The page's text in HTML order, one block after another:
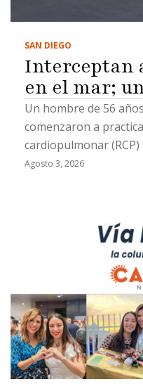
SAN DIEGO
Interceptan
en el mar;
Un hombre de 56
comenzaron a
cardiopulmonar (RCP)
Agosto 3, 2026